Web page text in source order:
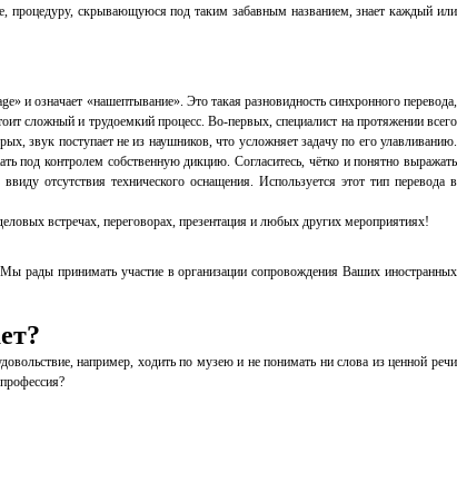
процедуру, скрывающуюся под таким забавным названием, знает каждый или
и означает «нашептывание». Это такая разновидность синхронного перевода,
сложный и трудоемкий процесс. Во-первых, специалист на протяжении всего
звук поступает не из наушников, что усложняет задачу по его улавливанию.
под контролем собственную дикцию. Согласитесь, чётко и понятно выражать
отсутствия технического оснащения. Используется этот тип перевода в
встречах, переговорах, презентация и любых других мероприятиях!
рады принимать участие в организации сопровождения Ваших иностранных
например, ходить по музею и не понимать ни слова из ценной речи